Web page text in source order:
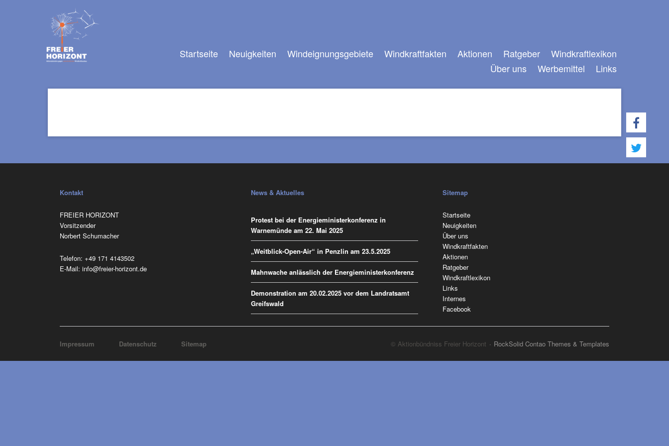
Navigation
Startseite Neuigkeiten Windeignungsgebiete Windkraftfakten Aktionen Ratgeber
Windkraftlexikon
Über uns
Werbemittel Links
überspringen
Navigation
überspringen
Kontakt
FREIER HORIZONT
Vorsitzender
Norbert Schumacher
Telefon: ‭+49 171 4143502
E-Mail: info@freier-horizont.de
News & Aktuelles
Protest bei der Energieministerkonferenz in
Warnemünde am 22. Mai 2025
„Weitblick-Open-Air“ in Penzlin am 23.5.2025
Mahnwache anlässlich der Energieministerkonferenz
Demonstration am 20.02.2025 vor dem Landratsamt
Greifswald
Sitemap
Navigation
überspringen
Startseite
Neuigkeiten
Über uns
Windkraftfakten
Aktionen
Ratgeber
Windkraftlexikon
Links
Internes
Facebook
Navigation
Impressum Datenschutz Sitemap © Aktionbündniss Freier Horizont RockSolid Contao Themes & Templates